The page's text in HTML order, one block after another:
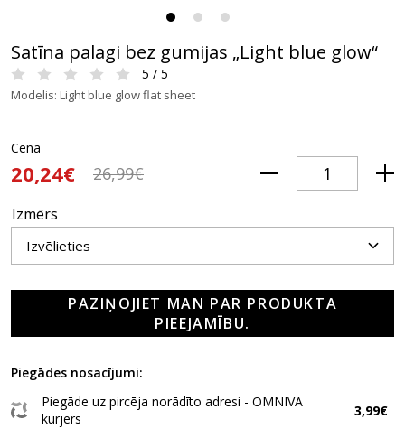
Satīna palagi bez gumijas „Light blue glow“
5 / 5
Modelis: Light blue glow flat sheet
Cena
20,24€ 26,99€
Izmērs
PAZIŅOJIET MAN PAR PRODUKTA
PIEEJAMĪBU.
Piegādes nosacījumi:
Piegāde uz pircēja norādīto adresi - OMNIVA
kurjers
3,99€